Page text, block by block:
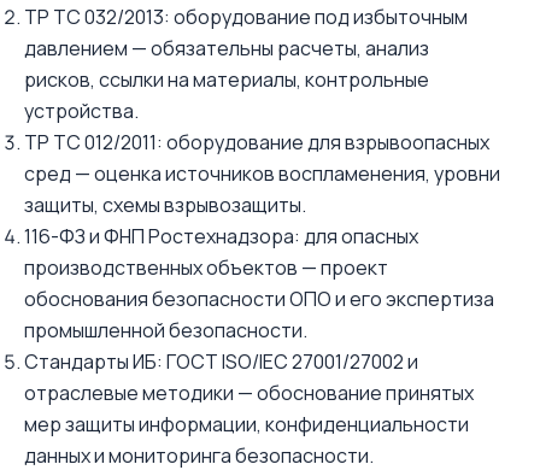
ТР ТС 032/2013: оборудование под избыточным
давлением — обязательны расчеты, анализ
рисков, ссылки на материалы, контрольные
устройства.
ТР ТС 012/2011: оборудование для взрывоопасных
сред — оценка источников воспламенения, уровни
защиты, схемы взрывозащиты.
116-ФЗ и ФНП Ростехнадзора: для опасных
производственных объектов — проект
обоснования безопасности ОПО и его экспертиза
промышленной безопасности.
Стандарты ИБ: ГОСТ ISO/IEC 27001/27002 и
отраслевые методики — обоснование принятых
мер защиты информации, конфиденциальности
данных и мониторинга безопасности.